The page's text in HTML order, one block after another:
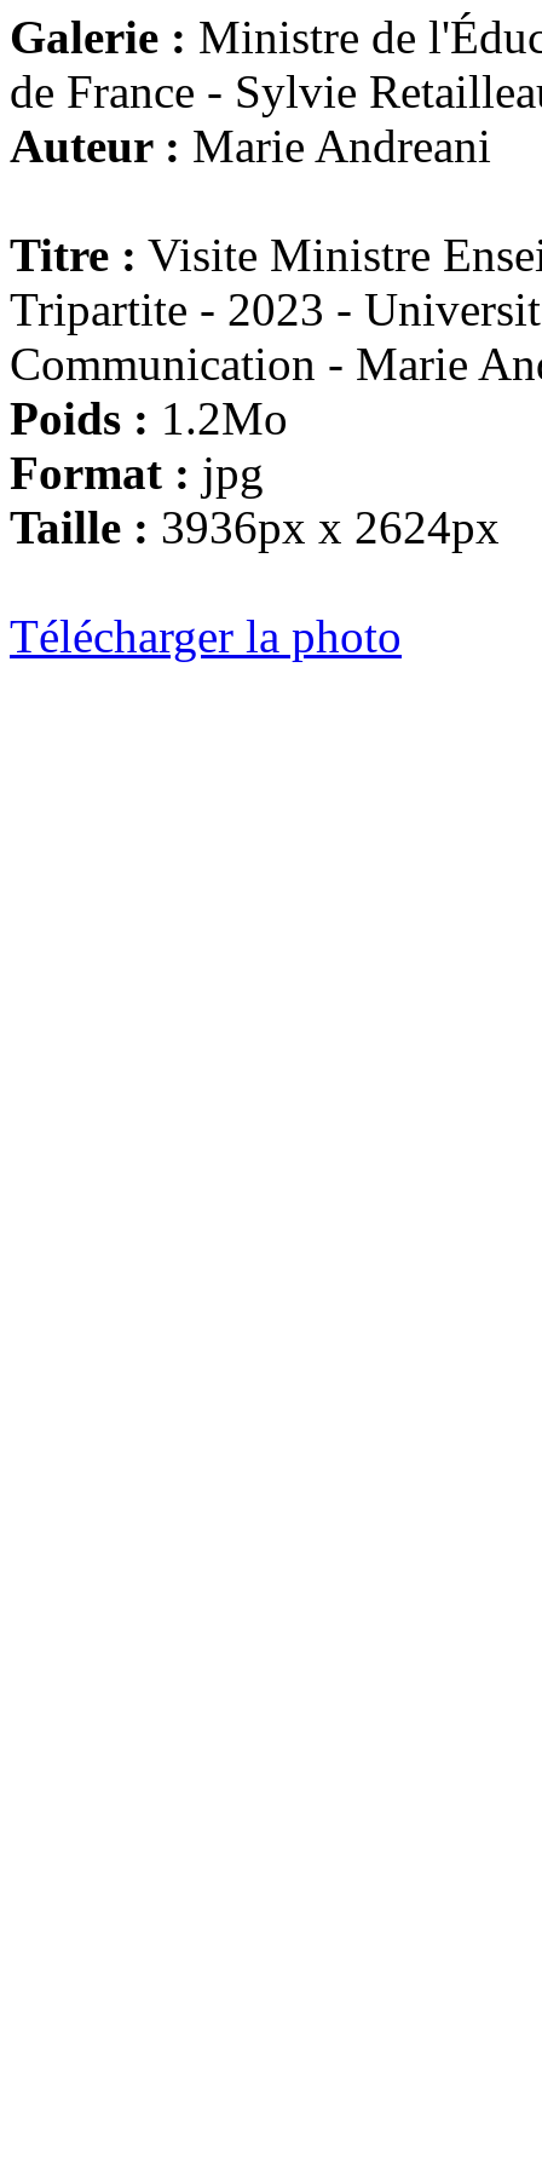
Galerie : Ministre de
de France - Sylvie
Auteur : Marie Andreani
Titre : Visite Ministre
Tripartite - 2023 -
Communication - Marie
Poids : 1.2Mo
Format : jpg
Taille : 3936px x 2624px
Télécharger la photo